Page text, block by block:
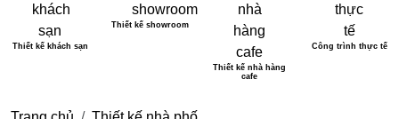
Thiết kế khách sạn
Thiết kế showroom
Thiết kế nhà hàng
cafe
Công trình thực tế